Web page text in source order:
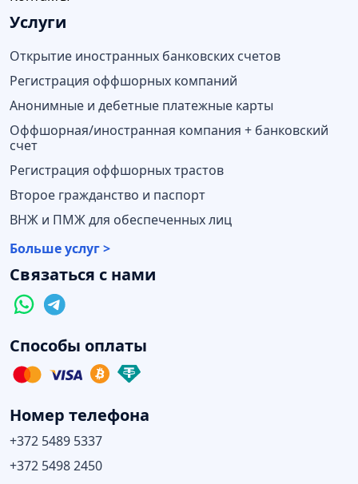
Услуги
Открытие иностранных банковских счетов
Регистрация оффшорных компаний
Анонимные и дебетные платежные карты
Оффшорная/иностранная компания + банковский
счет
Регистрация оффшорных трастов
Второе гражданство и паспорт
ВНЖ и ПМЖ для обеспеченных лиц
Больше услуг >
Связаться с нами
Способы оплаты
Номер телефона
+372 5489 5337
+372 5498 2450